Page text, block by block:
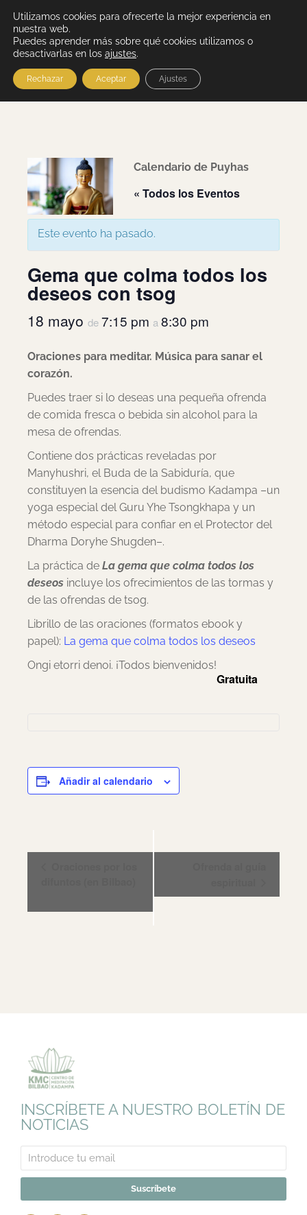
Calendario de Puyhas
« Todos los Eventos
Este evento ha pasado.
Gema que colma todos los
deseos con tsog
18 mayo de7:15 pm a 8:30 pm
Oraciones para meditar. Música para sanar el
corazón.
Puedes traer si lo deseas una pequeña ofrenda
de comida fresca o bebida sin alcohol para la
mesa de ofrendas.
Contiene dos prácticas reveladas por
Manyhushri, el Buda de la Sabiduría, que
constituyen la esencia del budismo Kadampa –un
yoga especial del Guru Yhe Tsongkhapa y un
método especial para confiar en el Protector del
Dharma Doryhe Shugden–.
La práctica de La gema que colma todos los
deseos incluye los ofrecimientos de las tormas y
de las ofrendas de tsog.
Librillo de las oraciones (formatos ebook y
papel): La gema que colma todos los deseos
Ongi etorri denoi. ¡Todos bienvenidos!
Gratuita
Añadir al calendario
INSCRÍBETE A NUESTRO BOLETÍN DE
NOTICIAS
Suscríbete
Utilizamos cookies para ofrecerte la mejor experiencia en
nuestra web.
Puedes aprender más sobre qué cookies utilizamos o
desactivarlas en los ajustes.
Aceptar
Rechazar Ajustes